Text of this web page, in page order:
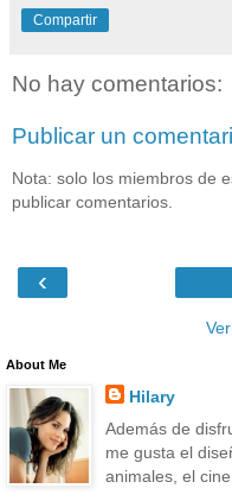
Compartir
No hay comentarios:
Publicar un
Nota: solo los miembros de
publicar comentarios.
‹
About Me
Hilary
Además de
me gusta el
animales, el